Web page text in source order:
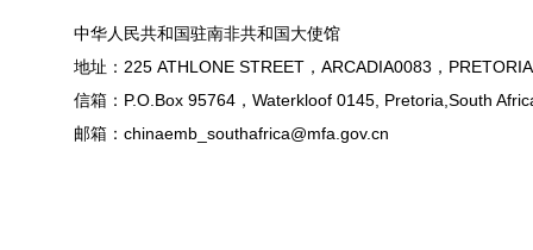
中华人民共和国驻南非共和国大使馆
地址：225 ATHLONE STREET，ARCADIA0083，
信箱：P.O.Box 95764，Waterkloof 0145, Pretoria,South
邮箱：chinaemb_southafrica@mfa.gov.cn